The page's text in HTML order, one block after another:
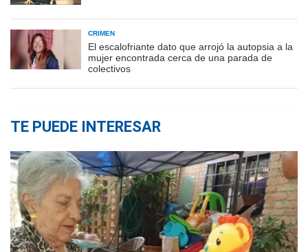
CRIMEN
El escalofriante dato que arrojó la autopsia a la
mujer encontrada cerca de una parada de
colectivos
TE PUEDE INTERESAR